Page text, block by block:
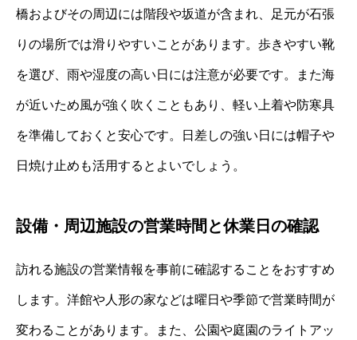
橋およびその周辺には階段や坂道が含まれ、足元が石張
りの場所では滑りやすいことがあります。歩きやすい靴
を選び、雨や湿度の高い日には注意が必要です。また海
が近いため風が強く吹くこともあり、軽い上着や防寒具
を準備しておくと安心です。日差しの強い日には帽子や
日焼け止めも活用するとよいでしょう。
設備・周辺施設の営業時間と休業日の確認
訪れる施設の営業情報を事前に確認することをおすすめ
します。洋館や人形の家などは曜日や季節で営業時間が
変わることがあります。また、公園や庭園のライトアッ